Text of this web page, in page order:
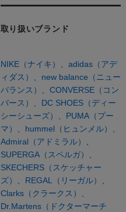
取り扱いブランド
NIKE（ナイキ） 、 adidas（アデ
ィダス）
、 new balance（ニュー
バランス）
、 CONVERSE（コン
バース）、 DC SHOES（ディー
シーシューズ）、 PUMA（プー
マ）、 hummel（ヒュンメル）、
Admiral（アドミラル）
、
SUPERGA（スペルガ）
、
SKECHERS（スケッチャー
ズ）
、 REGAL（リーガル）
、
Clarks（クラークス）、
Dr.Martens（ドクターマーチ